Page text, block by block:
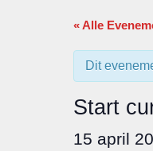
« Alle
Dit
Start
15 april